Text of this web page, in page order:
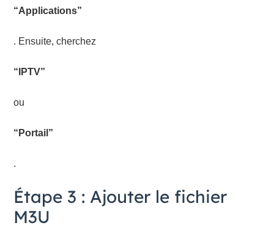
“Applications”
. Ensuite, cherchez
“IPTV”
ou
“Portail”
.
Étape 3 : Ajouter le fichier
M3U